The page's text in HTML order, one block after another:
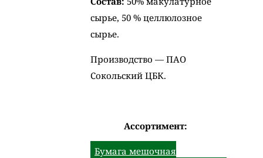
сырье, 50 % целлюлозное
сырье.
Производство — ПАО
Сокольский ЦБК.
Ассортимент:
Бумага мешочная